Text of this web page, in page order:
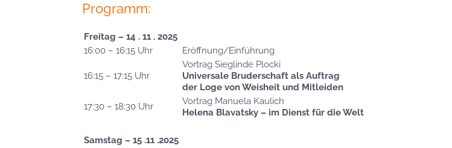
Programm:
Freitag – 14 . 11 . 2025
16:00 – 16:15 Uhr
Eröffnung/Einführung
16:15 – 17:15 Uhr
Vortrag Sieglinde Plocki
Universale Bruderschaft als Auftrag
der Loge von Weisheit und Mitleiden
17:30 – 18:30 Uhr
Vortrag Manuela Kaulich
Helena Blavatsky – im Dienst für die Welt
Samstag – 15 .11 .2025